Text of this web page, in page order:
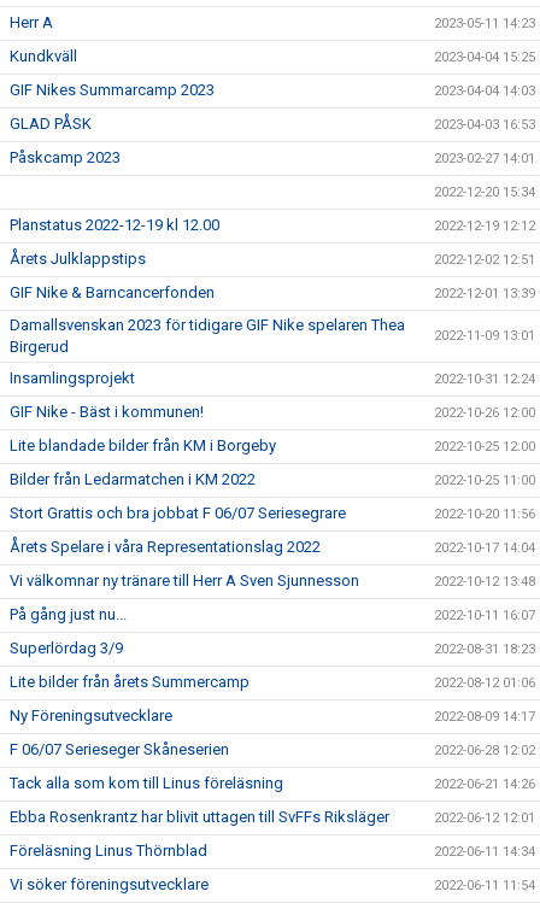
Herr A 2023-05-11 14:23
Kundkväll 2023-04-04 15:25
GIF Nikes Summarcamp 2023 2023-04-04 14:03
GLAD PÅSK 2023-04-03 16:53
Påskcamp 2023 2023-02-27 14:01
2022-12-20 15:34
Planstatus 2022-12-19 kl 12.00 2022-12-19 12:12
Årets Julklappstips 2022-12-02 12:51
GIF Nike & Barncancerfonden 2022-12-01 13:39
Damallsvenskan 2023 för tidigare GIF Nike spelaren Thea
Birgerud
2022-11-09 13:01
Insamlingsprojekt 2022-10-31 12:24
GIF Nike - Bäst i kommunen! 2022-10-26 12:00
Lite blandade bilder från KM i Borgeby 2022-10-25 12:00
Bilder från Ledarmatchen i KM 2022 2022-10-25 11:00
Stort Grattis och bra jobbat F 06/07 Seriesegrare 2022-10-20 11:56
Årets Spelare i våra Representationslag 2022 2022-10-17 14:04
Vi välkomnar ny tränare till Herr A Sven Sjunnesson 2022-10-12 13:48
På gång just nu... 2022-10-11 16:07
Superlördag 3/9 2022-08-31 18:23
Lite bilder från årets Summercamp 2022-08-12 01:06
Ny Föreningsutvecklare 2022-08-09 14:17
F 06/07 Serieseger Skåneserien 2022-06-28 12:02
Tack alla som kom till Linus föreläsning 2022-06-21 14:26
Ebba Rosenkrantz har blivit uttagen till SvFFs Riksläger 2022-06-12 12:01
Föreläsning Linus Thörnblad 2022-06-11 14:34
Vi söker föreningsutvecklare 2022-06-11 11:54